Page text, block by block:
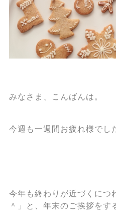
みなさま、こんばんは。
今週も一週間お疲れ様でし
今年も終わりが近づくにつ
＾」と、年末のご挨拶をす